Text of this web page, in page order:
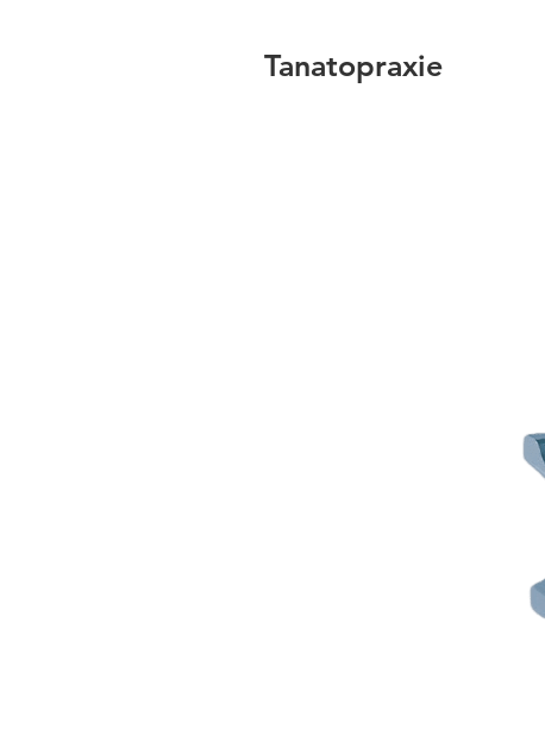
Tanatopraxie